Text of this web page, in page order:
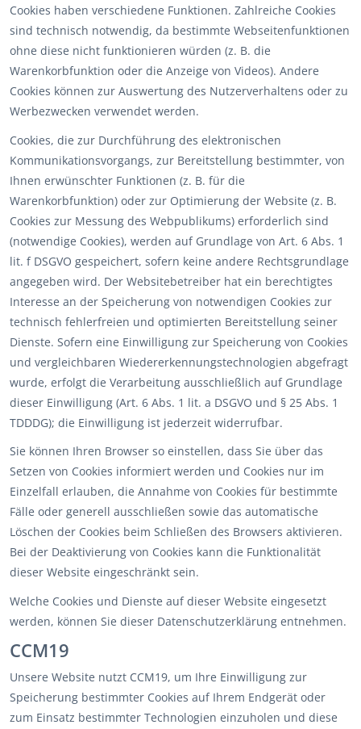
Cookies haben verschiedene Funktionen. Zahlreiche Cookies
sind technisch notwendig, da bestimmte Webseitenfunktionen
ohne diese nicht funktionieren würden (z. B. die
Warenkorbfunktion oder die Anzeige von Videos). Andere
Cookies können zur Auswertung des Nutzerverhaltens oder zu
Werbezwecken verwendet werden.
Cookies, die zur Durchführung des elektronischen
Kommunikationsvorgangs, zur Bereitstellung bestimmter, von
Ihnen erwünschter Funktionen (z. B. für die
Warenkorbfunktion) oder zur Optimierung der Website (z. B.
Cookies zur Messung des Webpublikums) erforderlich sind
(notwendige Cookies), werden auf Grundlage von Art. 6 Abs. 1
lit. f DSGVO gespeichert, sofern keine andere Rechtsgrundlage
angegeben wird. Der Websitebetreiber hat ein berechtigtes
Interesse an der Speicherung von notwendigen Cookies zur
technisch fehlerfreien und optimierten Bereitstellung seiner
Dienste. Sofern eine Einwilligung zur Speicherung von Cookies
und vergleichbaren Wiedererkennungstechnologien abgefragt
wurde, erfolgt die Verarbeitung ausschließlich auf Grundlage
dieser Einwilligung (Art. 6 Abs. 1 lit. a DSGVO und § 25 Abs. 1
TDDDG); die Einwilligung ist jederzeit widerrufbar.
Sie können Ihren Browser so einstellen, dass Sie über das
Setzen von Cookies informiert werden und Cookies nur im
Einzelfall erlauben, die Annahme von Cookies für bestimmte
Fälle oder generell ausschließen sowie das automatische
Löschen der Cookies beim Schließen des Browsers aktivieren.
Bei der Deaktivierung von Cookies kann die Funktionalität
dieser Website eingeschränkt sein.
Welche Cookies und Dienste auf dieser Website eingesetzt
werden, können Sie dieser Datenschutzerklärung entnehmen.
CCM19
Unsere Website nutzt CCM19, um Ihre Einwilligung zur
Speicherung bestimmter Cookies auf Ihrem Endgerät oder
zum Einsatz bestimmter Technologien einzuholen und diese